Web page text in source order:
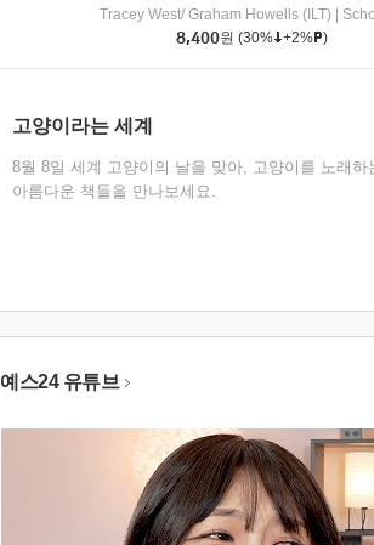
Tracey West/ Graham Howells (ILT)
8,400원 (30% +2% )
고양이라는 세계
8월 8일 세계 고양이의 날을 맞아, 고양이를 노래하
아름다운 책들을 만나보세요.
예스24 유튜브